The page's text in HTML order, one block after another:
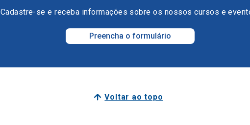
Cadastre-se e receba informações sobre os nossos cursos e
Preencha o formulário
Voltar ao topo